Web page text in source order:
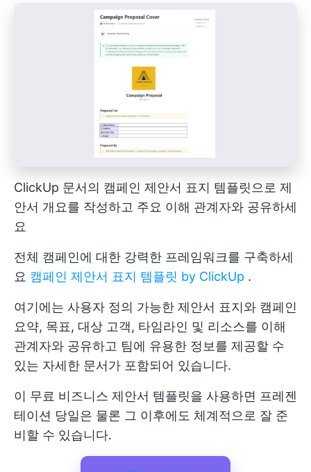
ClickUp 문서의 캠페인 제안서 표지 템플릿으로 제
안서 개요를 작성하고 주요 이해 관계자와 공유하세
요
전체 캠페인에 대한 강력한 프레임워크를 구축하세
요 캠페인 제안서 표지 템플릿 by ClickUp .
여기에는 사용자 정의 가능한 제안서 표지와 캠페인
요약, 목표, 대상 고객, 타임라인 및 리소스를 이해
관계자와 공유하고 팀에 유용한 정보를 제공할 수
있는 자세한 문서가 포함되어 있습니다.
이 무료 비즈니스 제안서 템플릿을 사용하면 프레젠
테이션 당일은 물론 그 이후에도 체계적으로 잘 준
비할 수 있습니다.